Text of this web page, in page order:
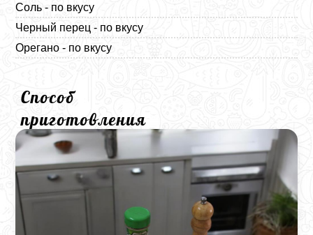
Соль - по вкусу
Черный перец - по вкусу
Орегано - по вкусу
Способ
приготовления